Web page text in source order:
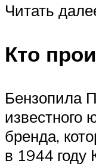
Читать
Кто
Бензопила
известного
бренда,
в 1944